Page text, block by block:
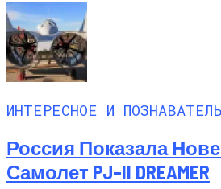
ИНТЕРЕСНОЕ И
Россия Показала
Самолет PJ–II DREAMER